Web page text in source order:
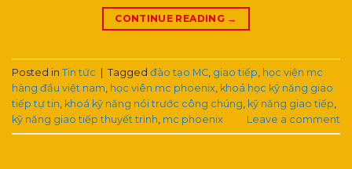
CONTINUE READING →
Posted in Tin tức | Tagged đào tạo MC giao tiếp học viện mc
hàng đầu việt nam học viên mc phoenix khoá học kỹ năng giao
tiếp tự tin khoá kỹ năng nói trước công chúng kỹ năng giao tiếp
kỹ năng giao tiếp thuyết trình mc phoenix Leave a comment